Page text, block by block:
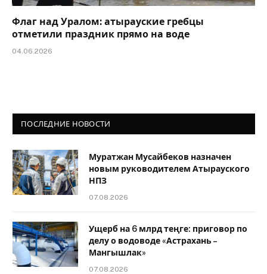
Флаг над Уралом: атырауские гребцы
отметили праздник прямо на воде
04.06.2026
ПОСЛЕДНИЕ НОВОСТИ
Муратжан Мусайбеков назначен
новым руководителем Атырауского
НПЗ
07.08.2026
Ущерб на 6 млрд теңге: приговор по
делу о водоводе «Астрахань –
Мангышлак»
07.08.2026